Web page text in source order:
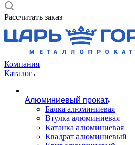
Рассчитать заказ
Компания
Каталог
Алюминиевый прокат
Балка алюминиевая
Втулка алюминиевая
Катанка алюминиевая
Квадрат алюминиевый